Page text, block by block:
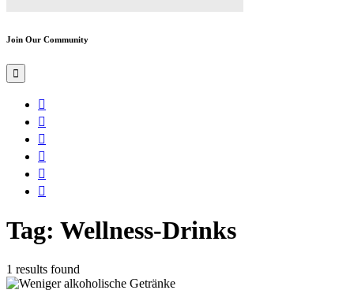
Join Our Community
Tag: Wellness-Drinks
1 results found